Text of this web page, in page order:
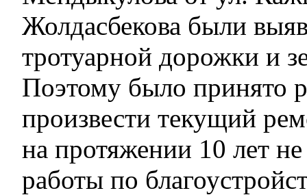
Жолдасбекова были
тротуарной дорожки и
Поэтому было принято
произвести текущий
на протяжении 10 лет
работы по